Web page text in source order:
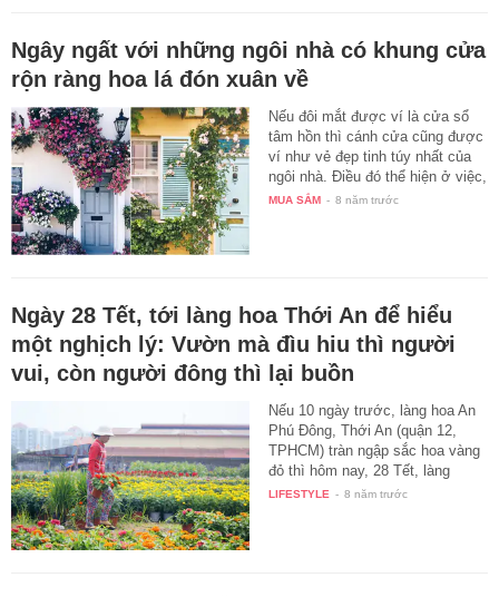
Ngây ngất với những ngôi nhà có khung cửa
rộn ràng hoa lá đón xuân về
Nếu đôi mắt được ví là cửa sổ
tâm hồn thì cánh cửa cũng được
ví như vẻ đẹp tinh túy nhất của
ngôi nhà. Điều đó thể hiện ở việc,
…
MUA SẮM - 8 năm trước
Ngày 28 Tết, tới làng hoa Thới An để hiểu
một nghịch lý: Vườn mà đìu hiu thì người
vui, còn người đông thì lại buồn
Nếu 10 ngày trước, làng hoa An
Phú Đông, Thới An (quận 12,
TPHCM) tràn ngập sắc hoa vàng
đỏ thì hôm nay, 28 Tết, làng
hoa…
LIFESTYLE - 8 năm trước